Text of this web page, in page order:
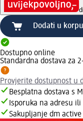
Dodati u korpu
Dostupno online
Standardna dostava za
Provjerite dostupnost u
Besplatna dostava s
Isporuka na adresu
Sakupljanje dm